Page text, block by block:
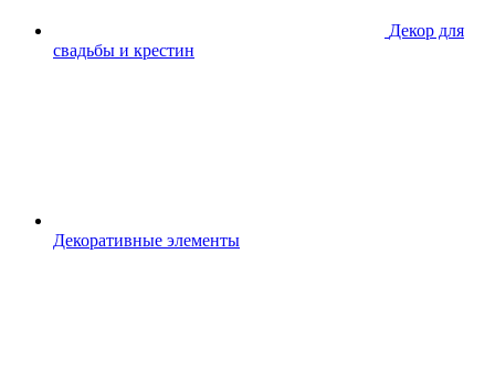
Декор для
свадьбы и крестин
Декоративные элементы